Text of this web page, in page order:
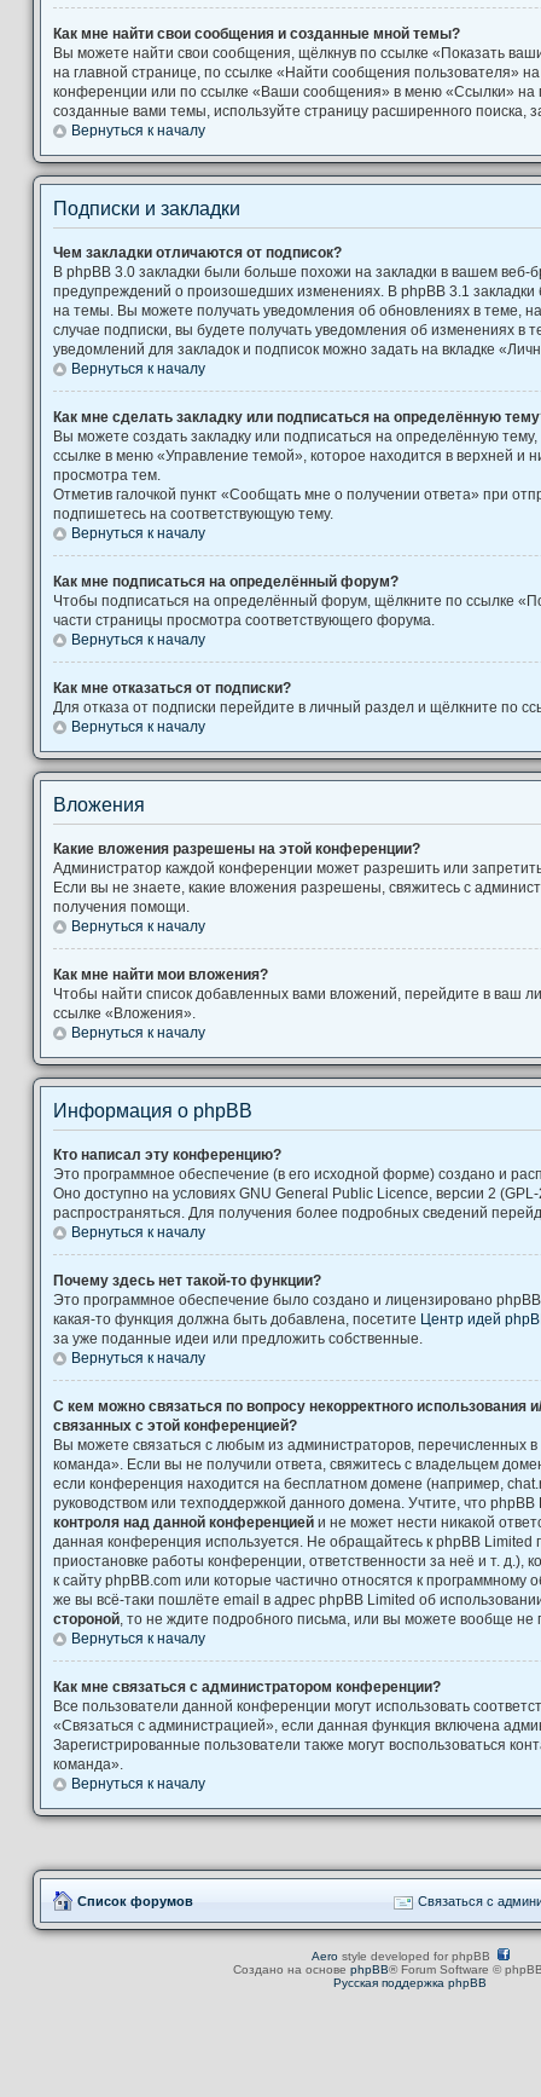
Как мне найти свои сообщения и созданные мной темы?
Вы можете найти свои сообщения, щёлкнув по ссылке «Показать
на главной странице, по ссылке «Найти сообщения пользователя»
конференции или по ссылке «Ваши сообщения» в меню «Ссылки» на
созданные вами темы, используйте страницу расширенного поиска,
Вернуться к началу
Подписки и закладки
Чем закладки отличаются от подписок?
В phpBB 3.0 закладки были больше похожи на закладки в вашем веб-
предупреждений о произошедших изменениях. В phpBB 3.1
на темы. Вы можете получать уведомления об обновлениях в теме,
случае подписки, вы будете получать уведомления об изменениях в
уведомлений для закладок и подписок можно задать на вкладке
Вернуться к началу
Как мне сделать закладку или подписаться на определённую
Вы можете создать закладку или подписаться на определённую
ссылке в меню «Управление темой», которое находится в верхней и
просмотра тем.
Отметив галочкой пункт «Сообщать мне о получении ответа» при
подпишетесь на соответствующую тему.
Вернуться к началу
Как мне подписаться на определённый форум?
Чтобы подписаться на определённый форум, щёлкните по ссылке
части страницы просмотра соответствующего форума.
Вернуться к началу
Как мне отказаться от подписки?
Для отказа от подписки перейдите в личный раздел и щёлкните по
Вернуться к началу
Вложения
Какие вложения разрешены на этой конференции?
Администратор каждой конференции может разрешить или
Если вы не знаете, какие вложения разрешены, свяжитесь с
получения помощи.
Вернуться к началу
Как мне найти мои вложения?
Чтобы найти список добавленных вами вложений, перейдите в ваш
ссылке «Вложения».
Вернуться к началу
Информация о phpBB
Кто написал эту конференцию?
Это программное обеспечение (в его исходной форме) создано и
Оно доступно на условиях GNU General Public Licence, версии 2
распространяться. Для получения более подробных сведений
Вернуться к началу
Почему здесь нет такой-то функции?
Это программное обеспечение было создано и лицензировано
какая-то функция должна быть добавлена, посетите Центр идей
за уже поданные идеи или предложить собственные.
Вернуться к началу
С кем можно связаться по вопросу некорректного использования
связанных с этой конференцией?
Вы можете связаться с любым из администраторов, перечисленных
команда». Если вы не получили ответа, свяжитесь с владельцем
если конференция находится на бесплатном домене (например,
руководством или техподдержкой данного домена. Учтите, что
контроля над данной конференцией и не может нести никакой
данная конференция используется. Не обращайтесь к phpBB Limited
приостановке работы конференции, ответственности за неё и т. д.),
к сайту phpBB.com или которые частично относятся к программному
же вы всё-таки пошлёте email в адрес phpBB Limited об
стороной , то не ждите подробного письма, или вы можете вообще не
Вернуться к началу
Как мне связаться с администратором конференции?
Все пользователи данной конференции могут использовать
«Связаться с администрацией», если данная функция включена
Зарегистрированные пользователи также могут воспользоваться
команда».
Вернуться к началу
Список форумов Связаться с
Aerostyle developed for phpBB
Создано на основе phpBB® Forum Software ©
Русская поддержка phpBB